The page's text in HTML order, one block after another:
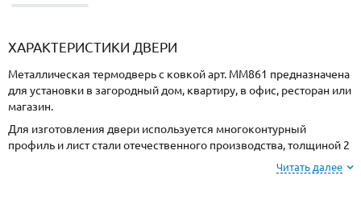
броненакладкизащелки
ХАРАКТЕРИСТИКИ ДВЕРИ
Металлическая термодверь с ковкой арт. ММ861 предназначена
для установки в загородный дом, квартиру, в офис, ресторан или
магазин.
Для изготовления двери используется многоконтурный
профиль и лист стали отечественного производства, толщиной 2
мм. Готовая конструкция имеет необходимую жесткость иЧитать далее